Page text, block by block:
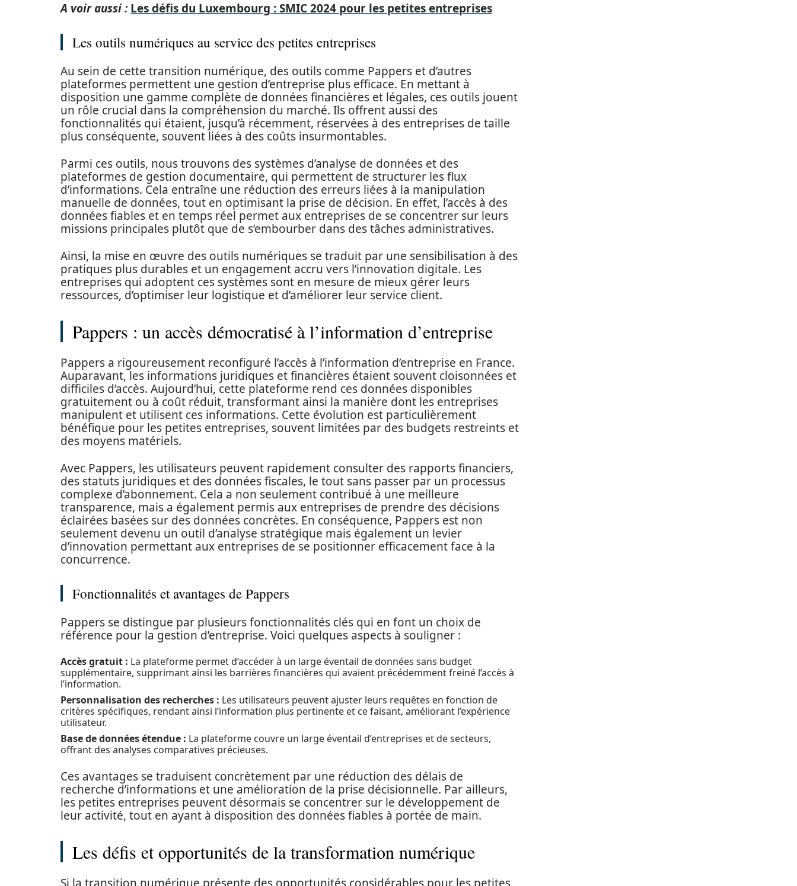
A voir aussi : Les défis du Luxembourg : SMIC 2024 pour les petites entreprises
Les outils numériques au service des petites entreprises
Au sein de cette transition numérique, des outils comme Pappers et d’autres
plateformes permettent une gestion d’entreprise plus efficace. En mettant à
disposition une gamme complète de données financières et légales, ces outils jouent
un rôle crucial dans la compréhension du marché. Ils offrent aussi des
fonctionnalités qui étaient, jusqu’à récemment, réservées à des entreprises de taille
plus conséquente, souvent liées à des coûts insurmontables.
Parmi ces outils, nous trouvons des systèmes d’analyse de données et des
plateformes de gestion documentaire, qui permettent de structurer les flux
d’informations. Cela entraîne une réduction des erreurs liées à la manipulation
manuelle de données, tout en optimisant la prise de décision. En effet, l’accès à des
données fiables et en temps réel permet aux entreprises de se concentrer sur leurs
missions principales plutôt que de s’embourber dans des tâches administratives.
Ainsi, la mise en œuvre des outils numériques se traduit par une sensibilisation à des
pratiques plus durables et un engagement accru vers l’innovation digitale. Les
entreprises qui adoptent ces systèmes sont en mesure de mieux gérer leurs
ressources, d’optimiser leur logistique et d’améliorer leur service client.
Pappers : un accès démocratisé à l’information d’entreprise
Pappers a rigoureusement reconfiguré l’accès à l’information d’entreprise en France.
Auparavant, les informations juridiques et financières étaient souvent cloisonnées et
difficiles d’accès. Aujourd’hui, cette plateforme rend ces données disponibles
gratuitement ou à coût réduit, transformant ainsi la manière dont les entreprises
manipulent et utilisent ces informations. Cette évolution est particulièrement
bénéfique pour les petites entreprises, souvent limitées par des budgets restreints et
des moyens matériels.
Avec Pappers, les utilisateurs peuvent rapidement consulter des rapports financiers,
des statuts juridiques et des données fiscales, le tout sans passer par un processus
complexe d’abonnement. Cela a non seulement contribué à une meilleure
transparence, mais a également permis aux entreprises de prendre des décisions
éclairées basées sur des données concrètes. En conséquence, Pappers est non
seulement devenu un outil d’analyse stratégique mais également un levier
d’innovation permettant aux entreprises de se positionner efficacement face à la
concurrence.
Fonctionnalités et avantages de Pappers
Pappers se distingue par plusieurs fonctionnalités clés qui en font un choix de
référence pour la gestion d’entreprise. Voici quelques aspects à souligner :
Accès gratuit : La plateforme permet d’accéder à un large éventail de données sans budget
supplémentaire, supprimant ainsi les barrières financières qui avaient précédemment freiné l’accès à
l’information.
Personnalisation des recherches : Les utilisateurs peuvent ajuster leurs requêtes en fonction de
critères spécifiques, rendant ainsi l’information plus pertinente et ce faisant, améliorant l’expérience
utilisateur.
Base de données étendue : La plateforme couvre un large éventail d’entreprises et de secteurs,
offrant des analyses comparatives précieuses.
Ces avantages se traduisent concrètement par une réduction des délais de
recherche d’informations et une amélioration de la prise décisionnelle. Par ailleurs,
les petites entreprises peuvent désormais se concentrer sur le développement de
leur activité, tout en ayant à disposition des données fiables à portée de main.
Les défis et opportunités de la transformation numérique